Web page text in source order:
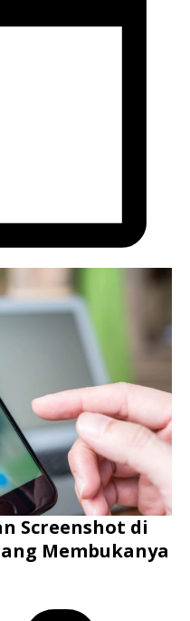
Screenshot di
Membukanya